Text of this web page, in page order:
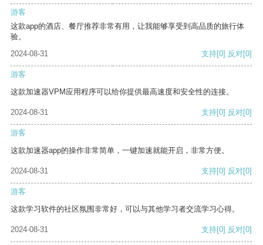
游客
这款app的酒店、餐厅推荐非常有用，让我能够享受到高品质的旅行体
验。
2024-08-31
支持[0] 反对[0]
游客
这款加速器VPM应用程序可以给你提供最高速度和安全性的连接。
2024-08-31 支持[0] 反对[0]
游客
这款加速器app的操作非常简单，一键加速就能开启，非常方便。
2024-08-31 支持[0] 反对[0]
游客
这款学习软件的社区氛围非常好，可以与其他学习者交流学习心得。
2024-08-31 支持[0] 反对[0]